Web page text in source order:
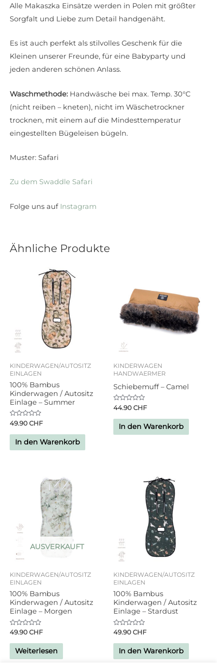
Alle Makaszka Einsätze werden in Polen mit größter
Sorgfalt und Liebe zum Detail handgenäht.
Es ist auch perfekt als stilvolles Geschenk für die
Kleinen unserer Freunde, für eine Babyparty und
jeden anderen schönen Anlass.
Waschmethode: Handwäsche bei max. Temp. 30°C
(nicht reiben – kneten), nicht im Wäschetrockner
trocknen, mit einem auf die Mindesttemperatur
eingestellten Bügeleisen bügeln.
Muster: Safari
Zu dem Swaddle Safari
Folge uns auf Instagram
Ähnliche Produkte
KINDERWAGEN/AUTOSITZ
EINLAGEN
100% Bambus
Kinderwagen / Autositz
Einlage – Summer
Bewertet
0
von
49.90CHF
In den Warenkorb
KINDERWAGEN
HANDWAERMER
Schiebemuff – Camel
Bewertet
0
von
44.90CHF
In den Warenkorb
AUSVERKAUFT
KINDERWAGEN/AUTOSITZ
EINLAGEN
100% Bambus
Kinderwagen / Autositz
Einlage – Morgen
Bewertet
0
von
49.90CHF
Weiterlesen
KINDERWAGEN/AUTOSITZ
EINLAGEN
100% Bambus
Kinderwagen / Autositz
Einlage – Stardust
Bewertet
0
von
49.90CHF
In den Warenkorb